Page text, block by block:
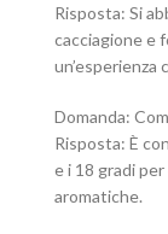
Risposta: Si
cacciagione e
un’esperienza
Domanda:
Risposta: È
e i 18 gradi
aromatiche.